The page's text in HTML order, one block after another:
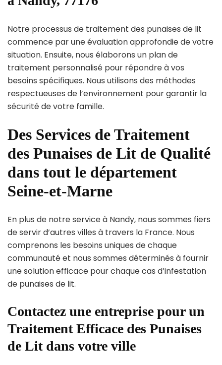
Notre processus de traitement des punaises de lit
commence par une évaluation approfondie de votre
situation. Ensuite, nous élaborons un plan de
traitement personnalisé pour répondre à vos
besoins spécifiques. Nous utilisons des méthodes
respectueuses de l’environnement pour garantir la
sécurité de votre famille.
Des Services de Traitement
des Punaises de Lit de Qualité
dans tout le département
Seine-et-Marne
En plus de notre service à Nandy, nous sommes fiers
de servir d’autres villes à travers la France. Nous
comprenons les besoins uniques de chaque
communauté et nous sommes déterminés à fournir
une solution efficace pour chaque cas d’infestation
de punaises de lit.
Contactez une entreprise pour un
Traitement Efficace des Punaises
de Lit dans votre ville